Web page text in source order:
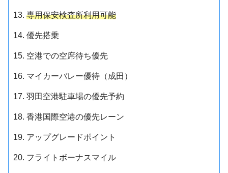
専用保安検査所利用可能
優先搭乗
空港での空席待ち優先
マイカーバレー優待（成田）
羽田空港駐車場の優先予約
香港国際空港の優先レーン
アップグレードポイント
フライトボーナスマイル